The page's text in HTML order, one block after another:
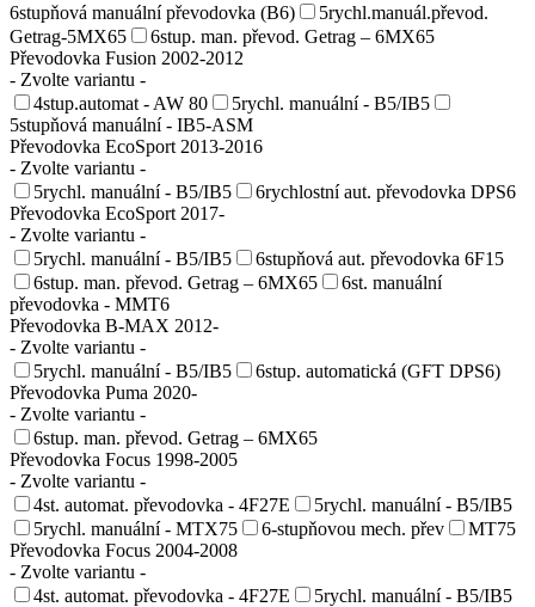
6stupňová manuální převodovka (B6)
5rychl.manuál.převod.
Getrag-5MX65
6stup. man. převod. Getrag – 6MX65
Převodovka Fusion 2002-2012
- Zvolte variantu -
4stup.automat - AW 80
5rychl. manuální - B5/IB5
5stupňová manuální - IB5-ASM
Převodovka EcoSport 2013-2016
- Zvolte variantu -
5rychl. manuální - B5/IB5
6rychlostní aut. převodovka DPS6
Převodovka EcoSport 2017-
- Zvolte variantu -
5rychl. manuální - B5/IB5
6stupňová aut. převodovka 6F15
6stup. man. převod. Getrag – 6MX65
6st. manuální
převodovka - MMT6
Převodovka B-MAX 2012-
- Zvolte variantu -
5rychl. manuální - B5/IB5
6stup. automatická (GFT DPS6)
Převodovka Puma 2020-
- Zvolte variantu -
6stup. man. převod. Getrag – 6MX65
Převodovka Focus 1998-2005
- Zvolte variantu -
4st. automat. převodovka - 4F27E
5rychl. manuální - B5/IB5
5rychl. manuální - MTX75
6-stupňovou mech. přev
MT75
Převodovka Focus 2004-2008
- Zvolte variantu -
4st. automat. převodovka - 4F27E
5rychl. manuální - B5/IB5